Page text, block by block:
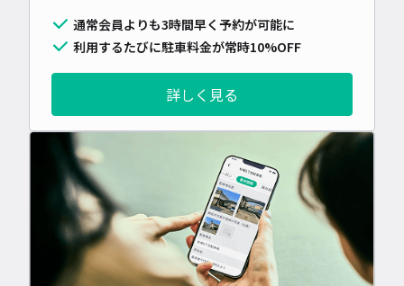
通常会員よりも3時間早く予約が可能に
利用するたびに駐車料金が常時10%OFF
詳しく見る